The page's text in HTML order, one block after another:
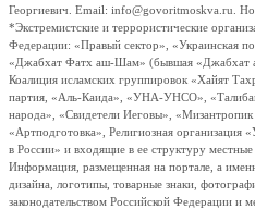
Георгиевич. Email: info@govoritmoskva.ru.
*Экстремистские и террористические
Федерации: «Правый сектор», «Украинская
«Джабхат Фатх аш-Шам» (бывшая «Джабхат
Коалиция исламских группировок «Хайят
партия, «Аль-Каида», «УНА-УНСО»,
народа», «Свидетели Иеговы»,
«Артподготовка», Религиозная организация
в России» и входящие в ее структуру местные
Информация, размещенная на портале, а
дизайна, логотипы, товарные знаки,
законодательством Российской Федерации